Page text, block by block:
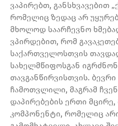
ვაპირებთ, განსხვავებით
რომელიც ზედაც არ
მხოლოდ საარჩევნო
ვპირდებით, რომ
საქართველოსთვის
სახელმწიფოსგან
თავგანწირვისთვის.
ჩამოთვლილი, მაგრამ ჩვენ
დაპირებების ერთი
კომპონენტი, რომელიც